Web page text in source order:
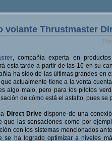
volante Thrustmaster
, compañía experta en
esta tarde a partir de las 16 en su
ha sido de las últimas grandes en
actualmente tiene a la venta
algo malo, pero para los pilotos
de cómo está el asfalto, pues se
Direct Drive dispone de una
que las sensaciones como por
con los sistemas mencionados
se ha logrado optimizar a niveles